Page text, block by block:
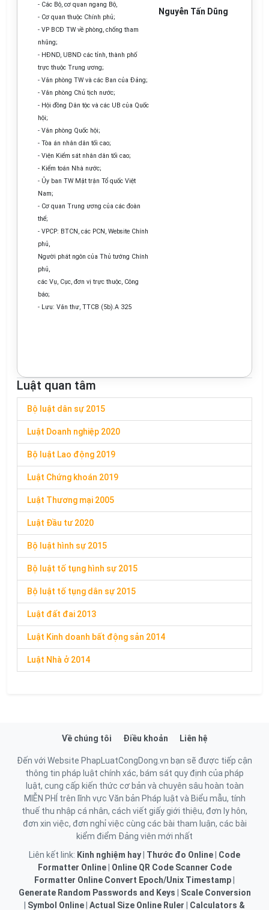
- Các Bộ, cơ quan ngang Bộ,
- Cơ quan thuộc Chính phủ;
- VP BCĐ TW về phòng, chống tham
nhũng;
- HĐND, UBND các tỉnh, thành phố
trực thuộc Trung ương;
- Văn phòng TW và các Ban của Đảng;
- Văn phòng Chủ tịch nước;
- Hội đồng Dân tộc và các UB của Quốc
hội;
- Văn phòng Quốc hội;
- Tòa án nhân dân tối cao;
- Viện Kiểm sát nhân dân tối cao;
- Kiểm toán Nhà nước;
- Ủy ban TW Mặt trận Tổ quốc Việt
Nam;
- Cơ quan Trung ương của các đoàn
thể;
- VPCP: BTCN, các PCN, Website Chính
phủ,
Người phát ngôn của Thủ tướng Chính
phủ,
các Vụ, Cục, đơn vị trực thuộc, Công
báo;
- Lưu: Văn thư, TTCB (5b).A 325
Nguyễn Tấn Dũng
Luật quan tâm
Bộ luật dân sự 2015
Luật Doanh nghiệp 2020
Bộ luật Lao động 2019
Luật Chứng khoán 2019
Luật Thương mại 2005
Luật Đầu tư 2020
Bộ luật hình sự 2015
Bộ luật tố tụng hình sự 2015
Bộ luật tố tụng dân sự 2015
Luật đất đai 2013
Luật Kinh doanh bất động sản 2014
Luật Nhà ở 2014
Về chúng tôi Điều khoản Liên hệ
Đến với Website PhapLuatCongDong.vn bạn sẽ được tiếp cận
thông tin pháp luật chính xác, bám sát quy định của pháp
luật, cung cấp kiến thức cơ bản và chuyên sâu hoàn toàn
MIỄN PHÍ trên lĩnh vực Văn bản Pháp luật và Biểu mẫu, tính
thuế thu nhập cá nhân, cách viết giấy giới thiệu, đơn ly hôn,
đơn xin việc, đơn nghỉ việc cùng các bài tham luận, các bài
kiểm điểm Đảng viên mới nhất
Liên kết link: Kinh nghiệm hay Thước đo Online
Code
Formatter Online| Online QR Code Scanner Code
Formatter Online Convert Epoch/Unix Timestamp
Generate Random Passwords and Keys
Scale Conversion
Symbol Online Actual Size Online Ruler Calculators &